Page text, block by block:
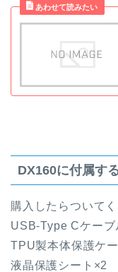
DX160に付属す
購入したらついて
USB-Type Cケーブ
TPU製本体保護ケ
液晶保護シート×2